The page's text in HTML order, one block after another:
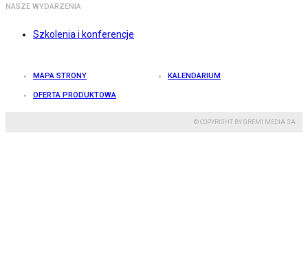
NASZE WYDARZENIA
Szkolenia i konferencje
MAPA STRONY KALENDARIUM
OFERTA PRODUKTOWA
© COPYRIGHT BY GREMI MEDIA SA